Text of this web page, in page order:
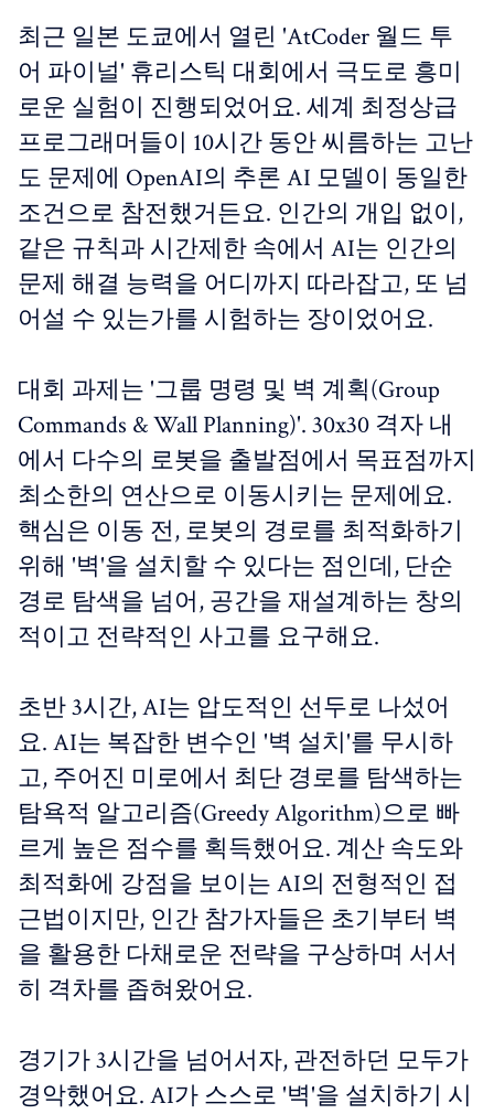
최근 일본 도쿄에서 열린 'AtCoder 월드 투
어 파이널' 휴리스틱 대회에서 극도로 흥미
로운 실험이 진행되었어요. 세계 최정상급
프로그래머들이 10시간 동안 씨름하는 고난
도 문제에 OpenAI의 추론 AI 모델이 동일한
조건으로 참전했거든요. 인간의 개입 없이,
같은 규칙과 시간제한 속에서 AI는 인간의
문제 해결 능력을 어디까지 따라잡고, 또 넘
어설 수 있는가를 시험하는 장이었어요.
대회 과제는 '그룹 명령 및 벽 계획(Group
Commands & Wall Planning)'. 30x30 격자 내
에서 다수의 로봇을 출발점에서 목표점까지
최소한의 연산으로 이동시키는 문제에요.
핵심은 이동 전, 로봇의 경로를 최적화하기
위해 '벽'을 설치할 수 있다는 점인데, 단순
경로 탐색을 넘어, 공간을 재설계하는 창의
적이고 전략적인 사고를 요구해요.
초반 3시간, AI는 압도적인 선두로 나섰어
요. AI는 복잡한 변수인 '벽 설치'를 무시하
고, 주어진 미로에서 최단 경로를 탐색하는
탐욕적 알고리즘(Greedy Algorithm)으로 빠
르게 높은 점수를 획득했어요. 계산 속도와
최적화에 강점을 보이는 AI의 전형적인 접
근법이지만, 인간 참가자들은 초기부터 벽
을 활용한 다채로운 전략을 구상하며 서서
히 격차를 좁혀왔어요.
경기가 3시간을 넘어서자, 관전하던 모두가
경악했어요. AI가 스스로 '벽'을 설치하기 시